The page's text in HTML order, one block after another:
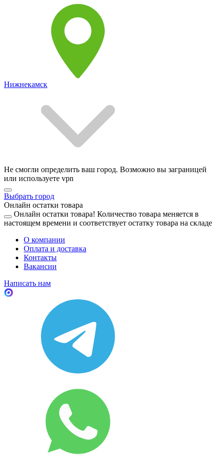
Нижнекамск
Не смогли определить ваш город. Возможно вы заграницей
или используете vpn
Выбрать город
Онлайн остатки товара
Онлайн остатки товара! Количество товара меняется в
настоящем времени и соответствует остатку товара на складе
О компании
Оплата и доставка
Контакты
Вакансии
Написать нам